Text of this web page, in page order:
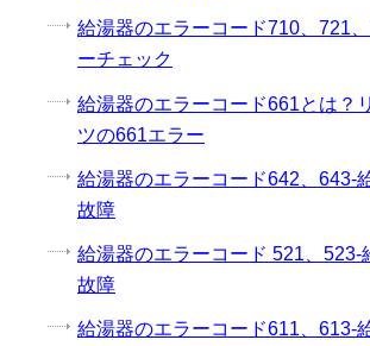
給湯器のエラーコード710、721
ーチェック
給湯器のエラーコード661とは？
ツの661エラー
給湯器のエラーコード642、643-
故障
給湯器のエラーコード 521、523-
故障
給湯器のエラーコード611、613-